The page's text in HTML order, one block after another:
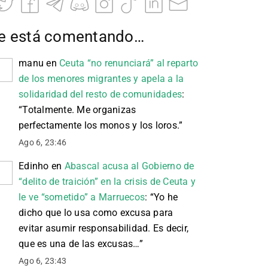
está comentando…
manu en Ceuta “no renunciará” al reparto
de los menores migrantes y apela a la
solidaridad del resto de comunidades:
“Totalmente. Me organizas
perfectamente los monos y los loros.”
Ago 6, 23:46
Edinho en Abascal acusa al Gobierno de
“delito de traición” en la crisis de Ceuta y
le ve “sometido” a Marruecos: “Yo he
dicho que lo usa como excusa para
evitar asumir responsabilidad. Es decir,
que es una de las excusas…”
Ago 6, 23:43